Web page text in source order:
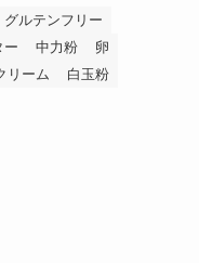
グルテンフリー
ー 中力粉
卵
リーム
白玉粉